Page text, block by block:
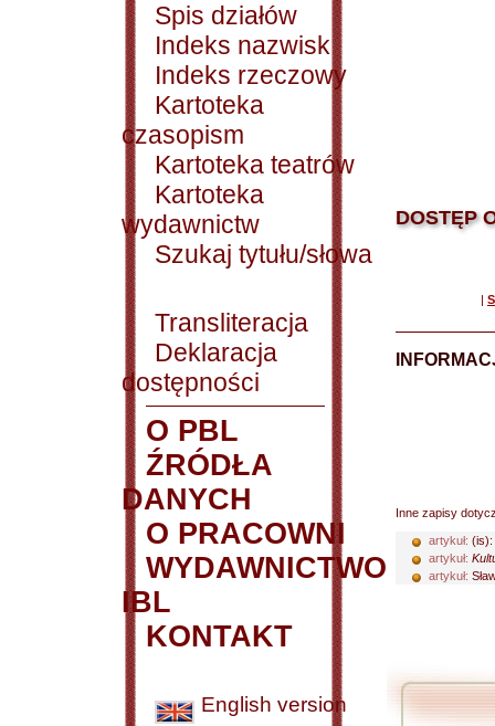
Spis działów
Indeks nazwisk
Indeks rzeczowy
Kartoteka
czasopism
Kartoteka teatrów
Kartoteka
wydawnictw
Szukaj tytułu/słowa
Transliteracja
Deklaracja
dostępności
O PBL
ŹRÓDŁA
DANYCH
O PRACOWNI
WYDAWNICTWO
IBL
KONTAKT
English version
DOSTĘP
|
Inne zapisy
artykuł: (is):
artykuł:
artykuł: